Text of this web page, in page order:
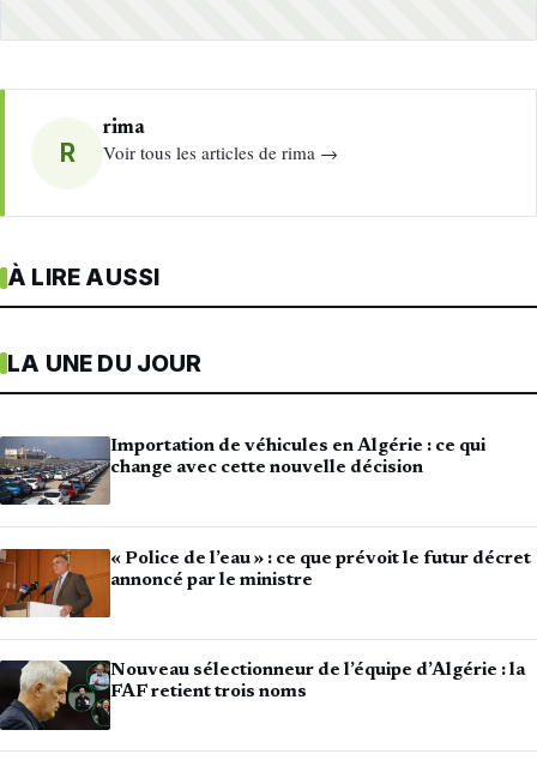
R
rima
Voir tous les articles de rima →
À LIRE AUSSI
LA UNE DU JOUR
Importation de véhicules en Algérie : ce qui
change avec cette nouvelle décision
« Police de l’eau » : ce que prévoit le futur décret
annoncé par le ministre
Nouveau sélectionneur de l’équipe d’Algérie : la
FAF retient trois noms